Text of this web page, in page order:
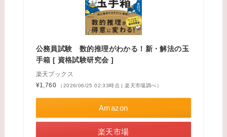
公務員試験 数的推理がわかる！新・解法の玉
手箱 [ 資格試験研究会 ]
楽天ブックス
¥1,760
（2026/06/25 02:33時点 | 楽天市場調べ）
Amazon
楽天市場